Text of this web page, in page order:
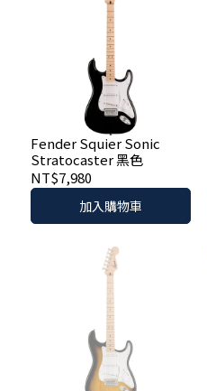
Fender Squier Sonic
Stratocaster 黑色
NT$7,980
加入購物車